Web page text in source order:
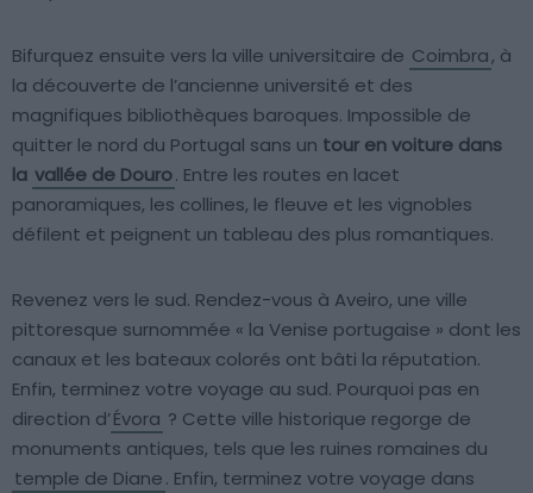
Bifurquez ensuite vers la ville universitaire de Coimbra, à
la découverte de l’ancienne université et des
magnifiques bibliothèques baroques. Impossible de
quitter le nord du Portugal sans un tour en voiture dans
la vallée de Douro. Entre les routes en lacet
panoramiques, les collines, le fleuve et les vignobles
défilent et peignent un tableau des plus romantiques.
Revenez vers le sud. Rendez-vous à Aveiro, une ville
pittoresque surnommée « la Venise portugaise » dont les
canaux et les bateaux colorés ont bâti la réputation.
Enfin, terminez votre voyage au sud. Pourquoi pas en
direction d’Évora ? Cette ville historique regorge de
monuments antiques, tels que les ruines romaines du
temple de Diane. Enfin, terminez votre voyage dans